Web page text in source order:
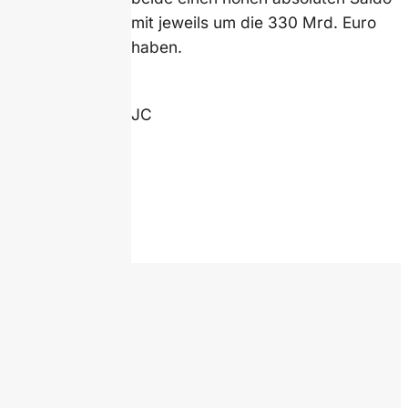
mit jeweils um die 330 Mrd. Euro
haben.
JC